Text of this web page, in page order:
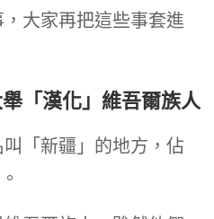
大家再把這些事套進
「漢化」維吾爾族人
「新疆」的地方，佔